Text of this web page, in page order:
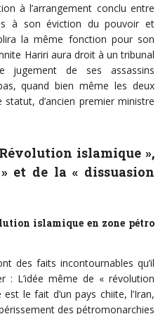
à l’arrangement conclu entre
à son éviction du pouvoir et
la même fonction pour son
Hariri aura droit à un tribunal
jugement de ses assassins
quand bien même les deux
d’ancien premier ministre
islamique »,
et de la « dissuasion
islamique en zone pétro
des faits incontournables qu’il
: L’idée même de « révolution
le fait d’un pays chiite, l’Iran,
des pétromonarchies